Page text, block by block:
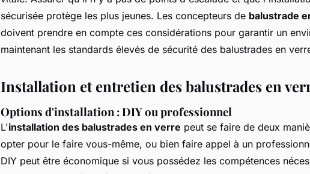
sécurisée protège les plus jeunes. Les concepteurs de balustrade
doivent prendre en compte ces considérations pour garantir un
maintenant les standards élevés de sécurité des balustrades en
Installation et entretien des balustrades en
Options d'installation : DIY ou professionnel
L'installation des balustrades en verre peut se faire de deux
opter pour le faire vous-même, ou bien faire appel à un
DIY peut être économique si vous possédez les compétences